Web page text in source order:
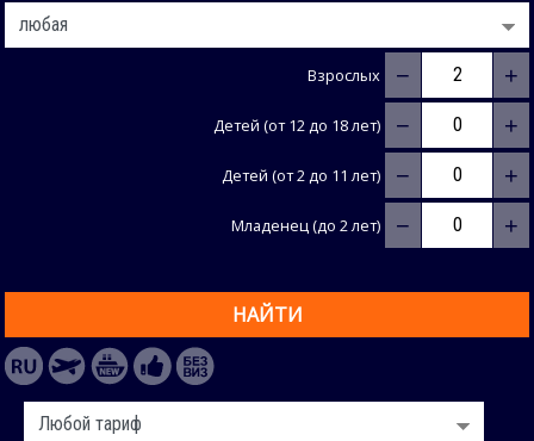
Взрослых − +
Детей (от 12 до 18 лет) − +
Детей (от 2 до 11 лет) − +
Младенец (до 2 лет) − +
НАЙТИ